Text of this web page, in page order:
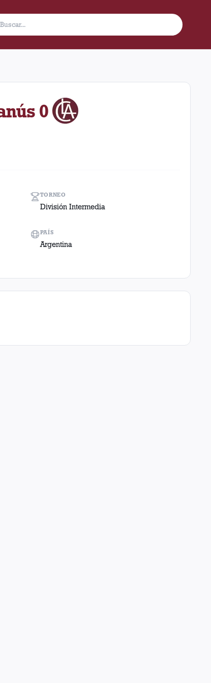
como visitante en el estadio Argentino De Avellaneda
0
TORNEO
División Intermedia
PAÍS
Argentina